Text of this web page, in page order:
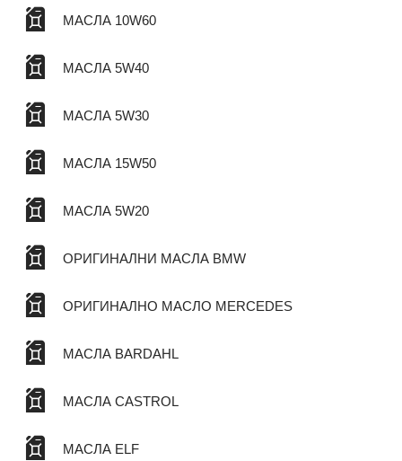
МАСЛА 10W60
МАСЛА 5W40
МАСЛА 5W30
МАСЛА 15W50
МАСЛА 5W20
ОРИГИНАЛНИ МАСЛА BMW
ОРИГИНАЛНО МАСЛО MERCEDES
МАСЛА BARDAHL
МАСЛА CASTROL
МАСЛА ELF